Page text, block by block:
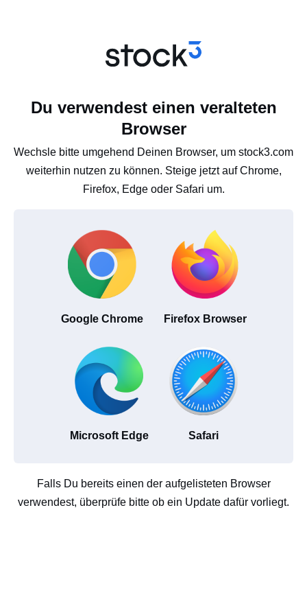
Du verwendest einen veralteten
Browser
Wechsle bitte umgehend Deinen Browser, um stock3.com
weiterhin nutzen zu können. Steige jetzt auf Chrome,
Firefox, Edge oder Safari um.
Google Chrome Firefox Browser
Microsoft Edge Safari
Falls Du bereits einen der aufgelisteten Browser
verwendest, überprüfe bitte ob ein Update dafür vorliegt.